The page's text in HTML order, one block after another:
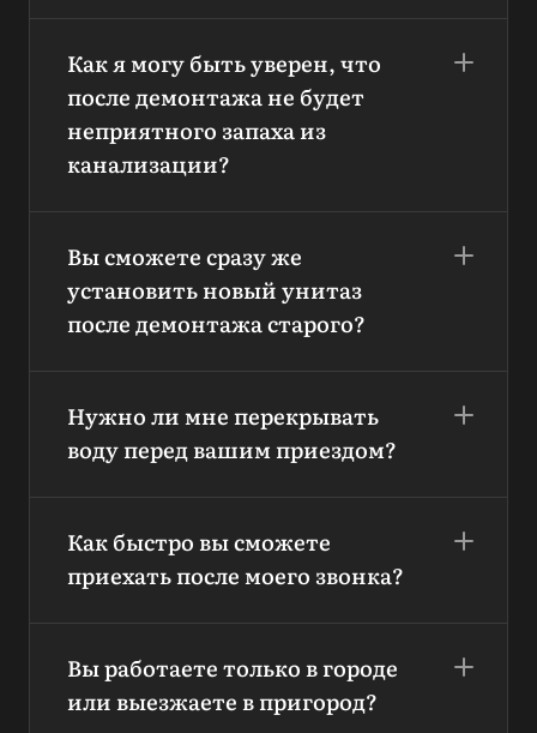
Как я могу быть уверен, что
после демонтажа не будет
неприятного запаха из
канализации?
Вы сможете сразу же
установить новый унитаз
после демонтажа старого?
Нужно ли мне перекрывать
воду перед вашим приездом?
Как быстро вы сможете
приехать после моего звонка?
Вы работаете только в городе
или выезжаете в пригород?